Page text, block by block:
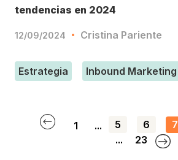
tendencias en 2024
12/09/2024 Cristina Pariente
Estrategia Inbound Marketing
1 ... 5 6 7
...
23